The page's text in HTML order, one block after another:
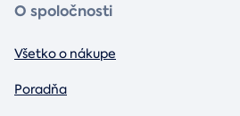
O spoločnosti
Všetko o nákupe
Poradňa